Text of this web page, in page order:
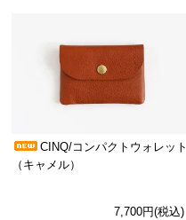
CINQ/コンパクトウォレット
（キャメル）
7,700円(税込)